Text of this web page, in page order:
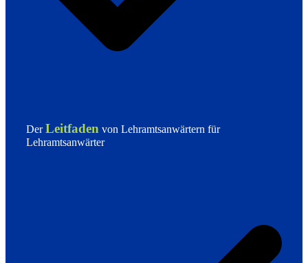
DerLeitfaden von Lehramtsanwärtern für
Lehramtsanwärter